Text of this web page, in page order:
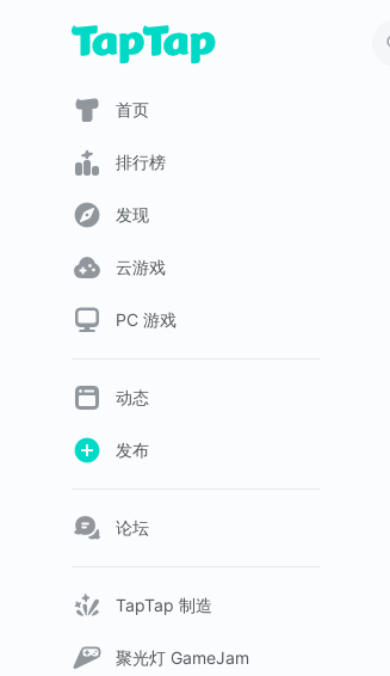
首页
排行榜
发现
云游戏
PC 游戏
动态
发布
论坛
TapTap 制造
聚光灯 GameJam